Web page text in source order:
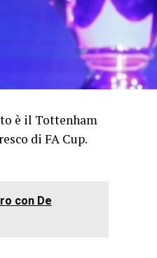
è il Tottenham
di FA Cup.
con De